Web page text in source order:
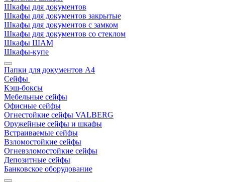
Шкафы для документов
Шкафы для документов закрытые
Шкафы для документов с замком
Шкафы для документов со стеклом
Шкафы ШАМ
Шкафы-купе
Папки для документов A4
Сейфы
Кэш-боксы
Мебельные сейфы
Офисные сейфы
Огнестойкие сейфы VALBERG
Оружейные сейфы и шкафы
Встраиваемые сейфы
Взломостойкие сейфы
Огневзломостойкие сейфы
Депозитные сейфы
Банковское оборудование